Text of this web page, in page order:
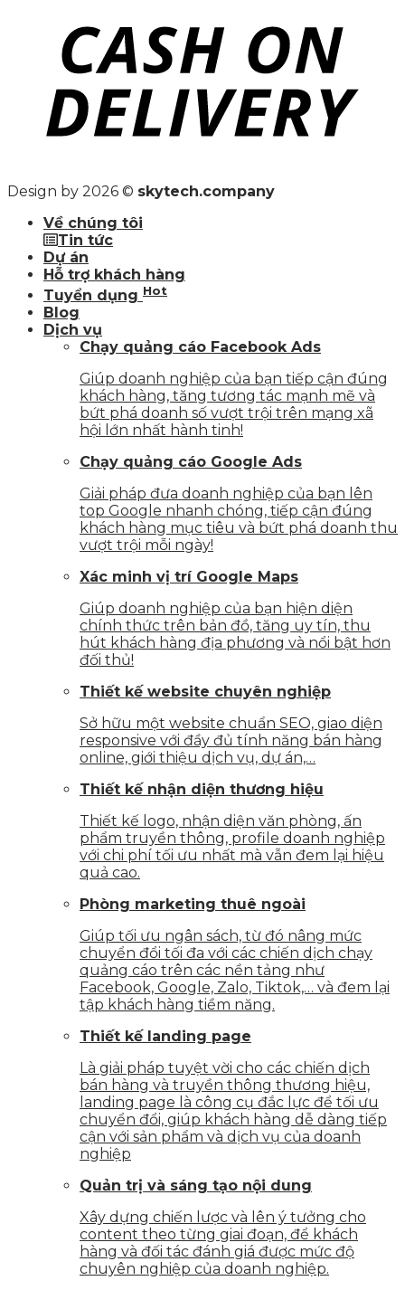
Design by 2026 © skytech.company
Về chúng tôi
Tin tức
Dự án
Hỗ trợ khách hàng
Tuyển dụng Hot
Blog
Dịch vụ
Chạy quảng cáo Facebook Ads
Giúp doanh nghiệp của bạn tiếp cận đúng
khách hàng, tăng tương tác mạnh mẽ và
bứt phá doanh số vượt trội trên mạng xã
hội lớn nhất hành tinh!
Chạy quảng cáo Google Ads
Giải pháp đưa doanh nghiệp của bạn lên
top Google nhanh chóng, tiếp cận đúng
khách hàng mục tiêu và bứt phá doanh thu
vượt trội mỗi ngày!
Xác minh vị trí Google Maps
Giúp doanh nghiệp của bạn hiện diện
chính thức trên bản đồ, tăng uy tín, thu
hút khách hàng địa phương và nổi bật hơn
đối thủ!
Thiết kế website chuyên nghiệp
Sở hữu một website chuẩn SEO, giao diện
responsive với đầy đủ tính năng bán hàng
online, giới thiệu dịch vụ, dự án,…
Thiết kế nhận diện thương hiệu
Thiết kế logo, nhận diện văn phòng, ấn
phẩm truyền thông, profile doanh nghiệp
với chi phí tối ưu nhất mà vẫn đem lại hiệu
quả cao.
Phòng marketing thuê ngoài
Giúp tối ưu ngân sách, từ đó nâng mức
chuyển đổi tối đa với các chiến dịch chạy
quảng cáo trên các nền tảng như
Facebook, Google, Zalo, Tiktok,… và đem lại
tập khách hàng tiềm năng.
Thiết kế landing page
Là giải pháp tuyệt vời cho các chiến dịch
bán hàng và truyền thông thương hiệu,
landing page là công cụ đắc lực để tối ưu
chuyển đổi, giúp khách hàng dễ dàng tiếp
cận với sản phẩm và dịch vụ của doanh
nghiệp
Quản trị và sáng tạo nội dung
Xây dựng chiến lược và lên ý tưởng cho
content theo từng giai đoạn, để khách
hàng và đối tác đánh giá được mức độ
chuyên nghiệp của doanh nghiệp.